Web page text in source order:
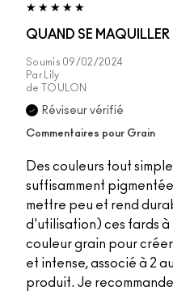
QUAND SE MAQUILLER
Soumis 09/02/2024
Par
Lily
de
TOULON
Réviseur vérifié
Commentaires pour Grain
Des couleurs tout
suffisamment
mettre peu et rend
d'utilisation) ces fards
couleur grain pour
et intense, associé à 2
produit. Je